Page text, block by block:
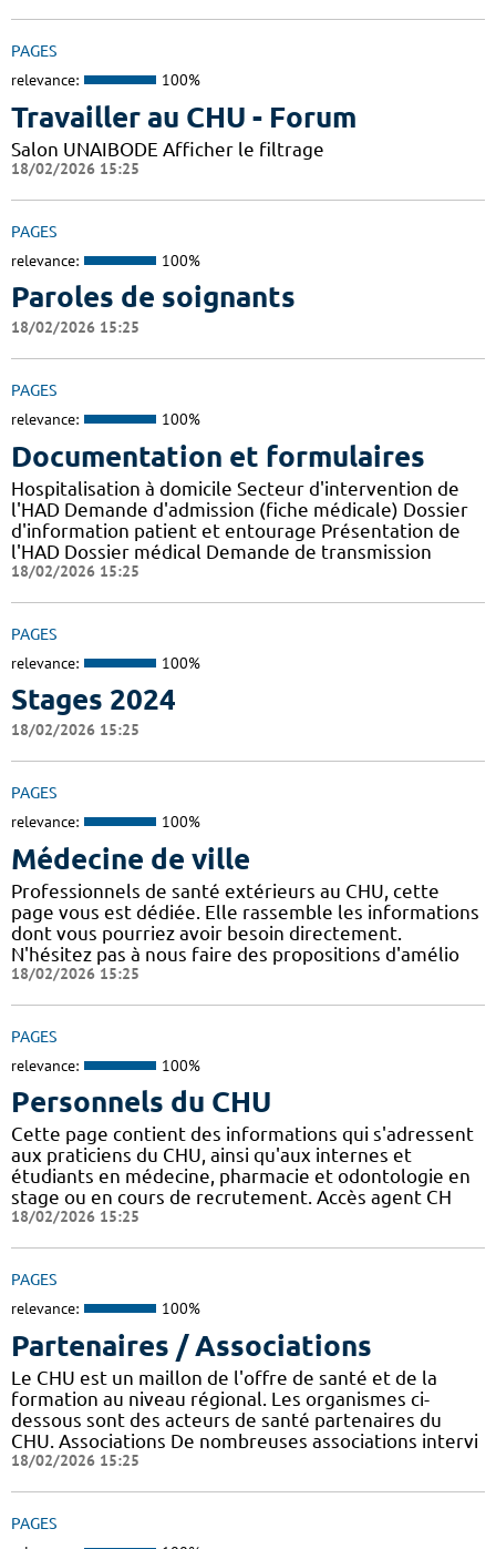
PAGES
relevance: 100%
Travailler au CHU - Forum
Salon UNAIBODE Afficher le filtrage
18/02/2026 15:25
PAGES
relevance: 100%
Paroles de soignants
18/02/2026 15:25
PAGES
relevance: 100%
Documentation et formulaires
Hospitalisation à domicile Secteur d'intervention de
l'HAD Demande d'admission (fiche médicale) Dossier
d'information patient et entourage Présentation de
l'HAD Dossier médical Demande de transmission
18/02/2026 15:25
PAGES
relevance: 100%
Stages 2024
18/02/2026 15:25
PAGES
relevance: 100%
Médecine de ville
Professionnels de santé extérieurs au CHU, cette
page vous est dédiée. Elle rassemble les informations
dont vous pourriez avoir besoin directement.
N'hésitez pas à nous faire des propositions d'amélio
18/02/2026 15:25
PAGES
relevance: 100%
Personnels du CHU
Cette page contient des informations qui s'adressent
aux praticiens du CHU, ainsi qu'aux internes et
étudiants en médecine, pharmacie et odontologie en
stage ou en cours de recrutement. Accès agent CH
18/02/2026 15:25
PAGES
relevance: 100%
Partenaires / Associations
Le CHU est un maillon de l'offre de santé et de la
formation au niveau régional. Les organismes ci-
dessous sont des acteurs de santé partenaires du
CHU. Associations De nombreuses associations intervi
18/02/2026 15:25
PAGES